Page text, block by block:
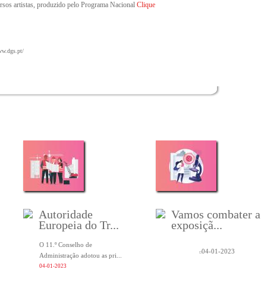
artistas, produzido pelo Programa Nacional Clique
Autoridade
Europeia do Tr...
O 11.º Conselho de
Administração adotou as pri...
04-01-2023
Vamos combater a
exposiçã...
04-01-2023